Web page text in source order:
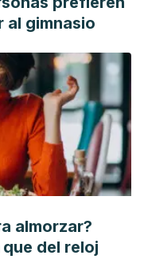
al gimnasio
almorzar?
del reloj